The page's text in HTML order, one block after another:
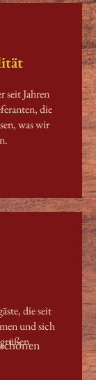
seit Jahren
die
was wir
die seit
und sich